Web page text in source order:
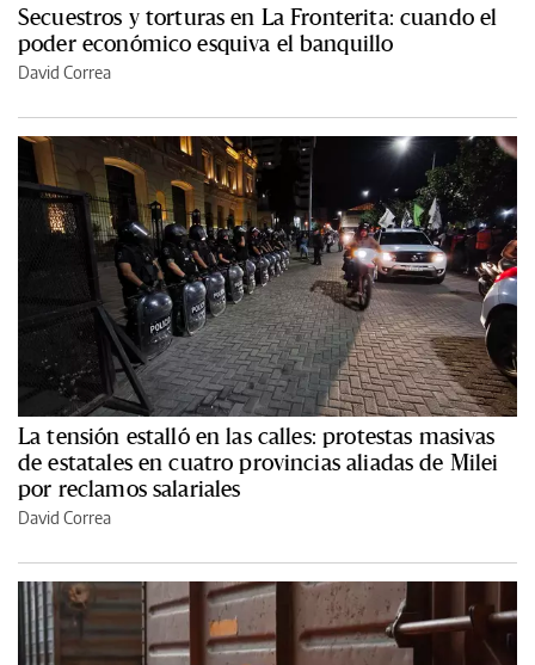
Secuestros y torturas en La Fronterita: cuando el
poder económico esquiva el banquillo
David Correa
La tensión estalló en las calles: protestas masivas
de estatales en cuatro provincias aliadas de Milei
por reclamos salariales
David Correa